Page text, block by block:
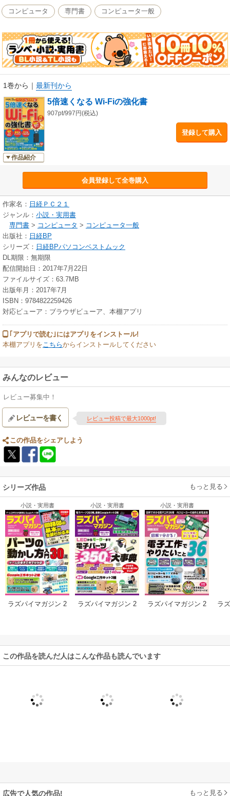
●とことん解説！ 無線LANの基礎知識
●自分にぴったりの設定がよくわかる
●ギガが減らないWi-Fi活用術
●親機の入れ替えがすぐにできる秘策を伝授
◎つなぎ方がバッチリ Wi-Fiスポット
◎手口を知って身を守る セキュリティ事件簿
◎編集部厳選 無料クラウド
コンピュータ 専門書 コンピュータ一般
1巻から ｜ 最新刊から
作品紹介
5倍速くなる Wi-Fiの強化書
907pt/997円(税込)
登録して購入
会員登録して全巻購入
作家名： 日経ＰＣ２１
ジャンル： 小説・実用書
専門書 > コンピュータ > コンピュータ一般
出版社： 日経BP
シリーズ： 日経BPパソコンベストムック
DL期限：無期限
配信開始日：2017年7月22日
ファイルサイズ：63.7MB
出版年月：2017年7月
ISBN：9784822259426
対応ビューア：ブラウザビューア、本棚アプリ
｢アプリで読む｣にはアプリをインストール!
本棚アプリをこちらからインストールしてください
みんなのレビュー
レビュー募集中！
レビューを書く レビュー投稿で最大1000pt!
この作品をシェアしよう
シリーズ作品 もっと見る
小説・実用書
ラズパイマガジン 2
小説・実用書
ラズパイマガジン 2
小説・実用書
ラズパイマガジン 2
ラ
この作品を読んだ人はこんな作品も読んでいます
広告で人気の作品! もっと見る